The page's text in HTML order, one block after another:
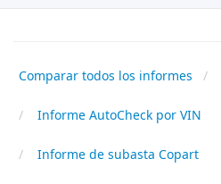
Comparar todos los informes
Informe AutoCheck por VIN
Informe de subasta Copart